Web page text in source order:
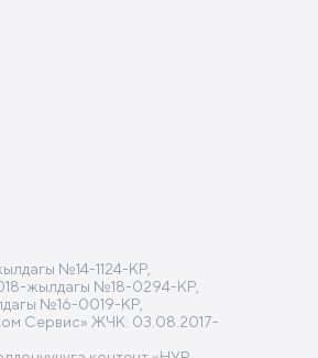
№14-1124-КР,
жылдагы №18-0294-КР,
№16-0019-КР,
Сервис» ЖЧК: 03.08.2017-